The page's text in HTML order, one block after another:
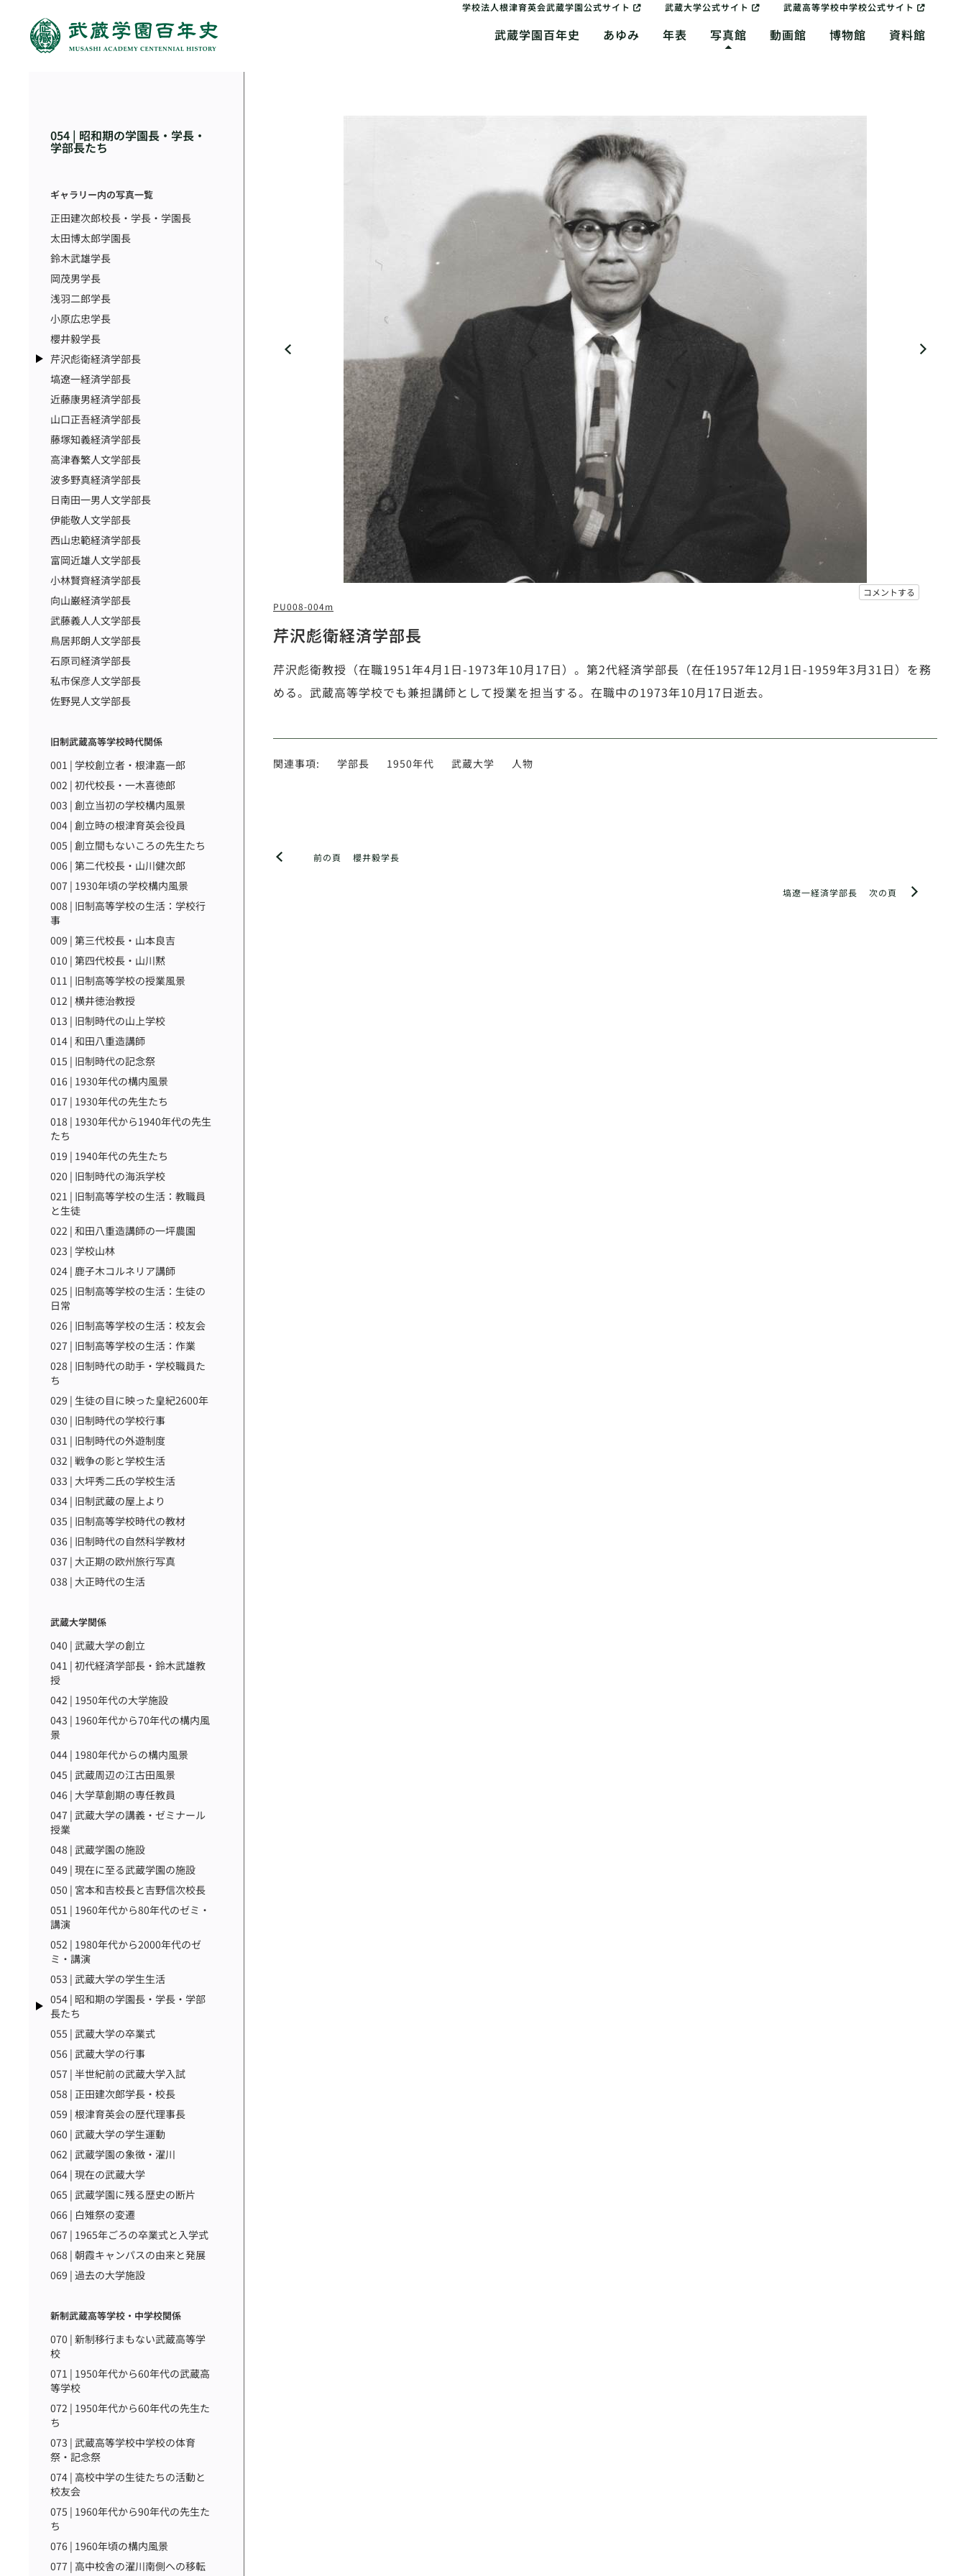
学校法人根津育英会武蔵学園公式サイト 武蔵大学公式サイト 武蔵高等学校中学校公式サイト
武蔵学園百年史 あゆみ 年表 写真館 動画館 博物館 資料館
054 | 昭和期の学園長・学長・
学部長たち
ギャラリー内の写真一覧
正田建次郎校長・学長・学園長
太田博太郎学園長
鈴木武雄学長
岡茂男学長
浅羽二郎学長
小原広忠学長
櫻井毅学長
芹沢彪衛経済学部長
塙遼一経済学部長
近藤康男経済学部長
山口正吾経済学部長
藤塚知義経済学部長
高津春繁人文学部長
波多野真経済学部長
日南田一男人文学部長
伊能敬人文学部長
西山忠範経済学部長
富岡近雄人文学部長
小林賢齊経済学部長
向山巌経済学部長
武藤義人人文学部長
鳥居邦朗人文学部長
石原司経済学部長
私市保彦人文学部長
佐野晃人文学部長
旧制武蔵高等学校時代関係
001 | 学校創立者・根津嘉一郎
002 | 初代校長・一木喜徳郎
003 | 創立当初の学校構内風景
004 | 創立時の根津育英会役員
005 | 創立間もないころの先生たち
006 | 第二代校長・山川健次郎
007 | 1930年頃の学校構内風景
008 | 旧制高等学校の生活：学校行
事
009 | 第三代校長・山本良吉
010 | 第四代校長・山川黙
011 | 旧制高等学校の授業風景
012 | 横井徳治教授
013 | 旧制時代の山上学校
014 | 和田八重造講師
015 | 旧制時代の記念祭
016 | 1930年代の構内風景
017 | 1930年代の先生たち
018 | 1930年代から1940年代の先生
たち
019 | 1940年代の先生たち
020 | 旧制時代の海浜学校
021 | 旧制高等学校の生活：教職員
と生徒
022 | 和田八重造講師の一坪農園
023 | 学校山林
024 | 鹿子木コルネリア講師
025 | 旧制高等学校の生活：生徒の
日常
026 | 旧制高等学校の生活：校友会
027 | 旧制高等学校の生活：作業
028 | 旧制時代の助手・学校職員た
ち
029 | 生徒の目に映った皇紀2600年
030 | 旧制時代の学校行事
031 | 旧制時代の外遊制度
032 | 戦争の影と学校生活
033 | 大坪秀二氏の学校生活
034 | 旧制武蔵の屋上より
035 | 旧制高等学校時代の教材
036 | 旧制時代の自然科学教材
037 | 大正期の欧州旅行写真
038 | 大正時代の生活
武蔵大学関係
040 | 武蔵大学の創立
041 | 初代経済学部長・鈴木武雄教
授
042 | 1950年代の大学施設
043 | 1960年代から70年代の構内風
景
044 | 1980年代からの構内風景
045 | 武蔵周辺の江古田風景
046 | 大学草創期の専任教員
047 | 武蔵大学の講義・ゼミナール
授業
048 | 武蔵学園の施設
049 | 現在に至る武蔵学園の施設
050 | 宮本和吉校長と吉野信次校長
051 | 1960年代から80年代のゼミ・
講演
052 | 1980年代から2000年代のゼ
ミ・講演
053 | 武蔵大学の学生生活
054 | 昭和期の学園長・学長・学部
長たち
055 | 武蔵大学の卒業式
056 | 武蔵大学の行事
057 | 半世紀前の武蔵大学入試
058 | 正田建次郎学長・校長
059 | 根津育英会の歴代理事長
060 | 武蔵大学の学生運動
062 | 武蔵学園の象徴・濯川
064 | 現在の武蔵大学
065 | 武蔵学園に残る歴史の断片
066 | 白雉祭の変遷
067 | 1965年ごろの卒業式と入学式
068 | 朝霞キャンパスの由来と発展
069 | 過去の大学施設
新制武蔵高等学校・中学校関係
070 | 新制移行まもない武蔵高等学
校
071 | 1950年代から60年代の武蔵高
等学校
072 | 1950年代から60年代の先生た
ち
073 | 武蔵高等学校中学校の体育
祭・記念祭
074 | 高校中学の生徒たちの活動と
校友会
075 | 1960年代から90年代の先生た
ち
076 | 1960年頃の構内風景
077 | 高中校舎の濯川南側への移転
コメントする
PU008-004m
芹沢彪衛経済学部長
芹沢彪衛教授（在職1951年4月1日-1973年10月17日）。第2代経済学部長（在任1957年12月1日-1959年3月31日）を務
める。武蔵高等学校でも兼担講師として授業を担当する。在職中の1973年10月17日逝去。
関連事項: 学部長 1950年代 武蔵大学 人物
前の頁 櫻井毅学長
次の頁
塙遼一経済学部長